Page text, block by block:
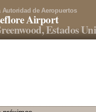
Autoridad de Aeropuertos
Airport
Estados